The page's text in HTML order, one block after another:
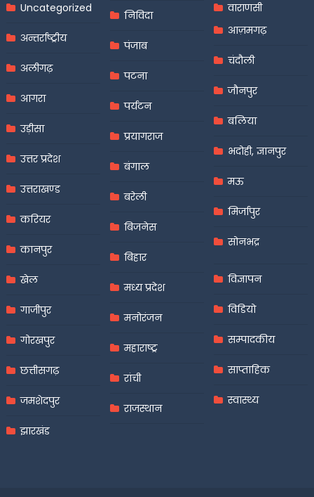
Uncategorized
अन्तर्राष्ट्रीय
अलीगढ़
आगरा
उड़ीसा
उत्तर प्रदेश
उत्तराखण्ड
करियर
कानपुर
खेल
गाजीपुर
गोरखपुर
छत्तीसगढ़
जमशेदपुर
झारखंड
निविदा
पंजाब
पटना
पर्यटन
प्रयागराज
बंगाल
बरेली
बिजनेस
बिहार
मध्य प्रदेश
मनोरंजन
महाराष्ट्र
रांची
राजस्थान
वाराणसी
आज़मगढ़
चंदौली
जौनपुर
बलिया
भदोही, ज्ञानपुर
मऊ
मिर्जापुर
सोनभद्र
विज्ञापन
विडियो
सम्पादकीय
साप्ताहिक
स्वास्थ्य